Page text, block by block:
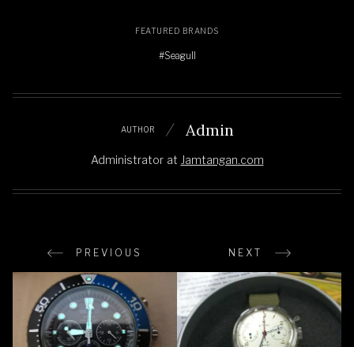
FEATURED BRANDS
#Seagull
AUTHOR Admin
Administrator at Jamtangan.com
PREVIOUS NEXT